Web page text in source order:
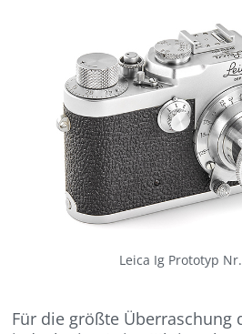
Leica Ig Prototyp
Für die größte Überraschung